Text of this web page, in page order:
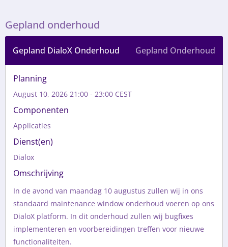
Gepland onderhoud
Gepland DialoX Onderhoud Gepland Onderhoud
Planning
August 10, 2026 21:00 - 23:00 CEST
Componenten
Applicaties
Dienst(en)
Dialox
Omschrijving
In de avond van maandag 10 augustus zullen wij in ons
standaard maintenance window onderhoud voeren op ons
DialoX platform. In dit onderhoud zullen wij bugfixes
implementeren en voorbereidingen treffen voor nieuwe
functionaliteiten.